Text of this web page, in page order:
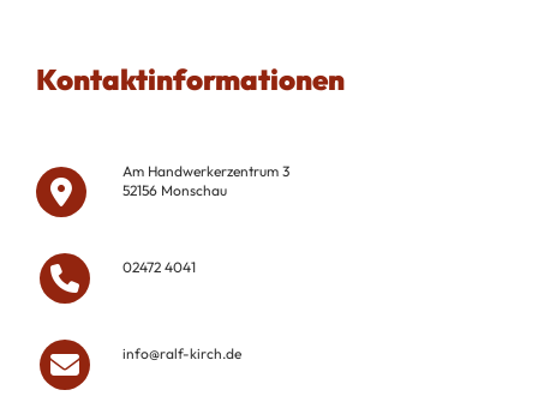
Kontaktinformationen
Am Handwerkerzentrum 3
52156 Monschau
02472 4041
info@ralf-kirch.de